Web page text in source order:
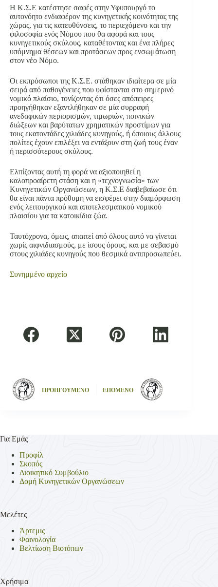
Η Κ.Σ.Ε κατέστησε σαφές στην Υφυπουργό το
αυτονόητο ενδιαφέρον της κυνηγετικής κοινότητας της
χώρας, για τις κατευθύνσεις, το περιεχόμενο και την
φιλοσοφία ενός Νόμου που θα αφορά και τους
κυνηγετικούς σκύλους, καταθέτοντας και ένα πλήρες
υπόμνημα θέσεων και προτάσεων προς ενσωμάτωση
στον νέο Νόμο.
Οι εκπρόσωποι της Κ.Σ.Ε. στάθηκαν ιδιαίτερα σε μία
σειρά από παθογένειες που υφίστανται στο σημερινό
νομικό πλαίσιο, τονίζοντας ότι όσες απόπειρες
προηγήθηκαν εξαντλήθηκαν σε μία συρραφή
ανεδαφικών περιορισμών, τιμωριών, ποινικών
διώξεων και βαρύτατων χρηματικών προστίμων για
τους εκατοντάδες χιλιάδες κυνηγούς, ή όποιους άλλους
πολίτες έχουν επιλέξει να εντάξουν στη ζωή τους έναν
ή περισσότερους σκύλους.
Ελπίζοντας αυτή τη φορά να αξιοποιηθεί η
καλοπροαίρετη στάση και η «τεχνογνωσία» των
Κυνηγετικών Οργανώσεων, η Κ.Σ.Ε διαβεβαίωσε ότι
θα είναι πάντα πρόθυμη να εισφέρει στην διαμόρφωση
ενός λειτουργικού και αποτελεσματικού νομικού
πλαισίου για τα κατοικίδια ζώα.
Ταυτόχρονα, όμως, απαιτεί από όλους αυτό να γίνεται
χωρίς αιφνιδιασμούς, με ίσους όρους, και με σεβασμό
στους χιλιάδες κυνηγούς που θεσμικά αντιπροσωπεύει.
Συνημμένο αρχείο
ΠΡΟΗΓΟΥΜΕΝΟ ΕΠΟΜΕΝΟ
Για Εμάς
Προφίλ
Σκοπός
Διοικητικό Συμβούλιο
Δομή Κυνηγετικών Οργανώσεων
Μελέτες
Άρτεμις
Φαινολογία
Βελτίωση Βιοτόπων
Χρήσιμα